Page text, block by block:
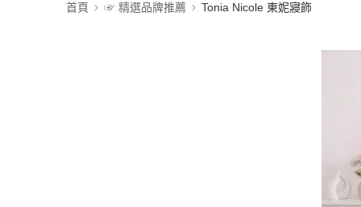
首頁 ☞ 精選品牌推薦 Tonia Nicole 東妮寢飾